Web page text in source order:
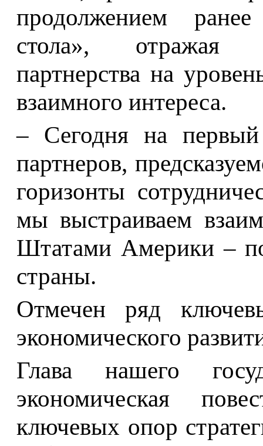
продолжением ранее
стола», отражая
партнерства на
взаимного интереса.
– Сегодня на
партнеров,
горизонты
мы выстраиваем
Штатами Америки –
страны.
Отмечен ряд
экономического
Глава нашего
экономическая
ключевых опор